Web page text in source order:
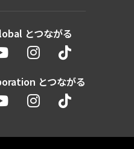
とつながる
とつながる